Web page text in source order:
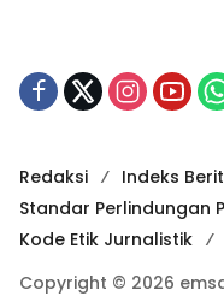
Redaksi Indeks
Standar Perlindungan
Kode Etik Jurnalistik
Copyright © 2026